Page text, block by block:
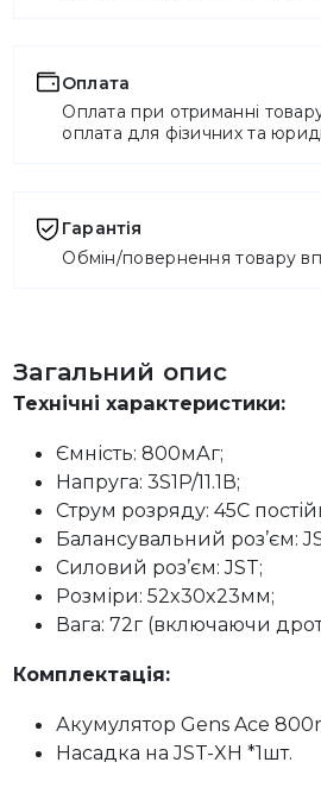
Оплата
Оплата при отриманні
оплата для фізичних та
Гарантія
Обмін/повернення товару
Загальний опис
Технічні характеристики:
Ємність: 800мАг;
Напруга: 3S1P/11.1В;
Струм розряду: 45C
Балансувальний роз’єм:
Силовий роз’єм: JST;
Розміри: 52x30x23мм;
Вага: 72г (включаючи
Комплектація:
Акумулятор Gens Ace
Насадка на JST-XH *1шт.